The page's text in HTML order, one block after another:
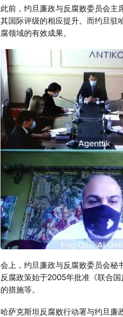
此前，约旦廉政与反腐败委员会主
其国际评级的相应提升。而约旦驻
腐领域的有效成果。
会上，约旦廉政与反腐败委员会秘
反腐政策始于2005年批准《联合
的措施等。
哈萨克斯坦反腐败行动署与约旦廉